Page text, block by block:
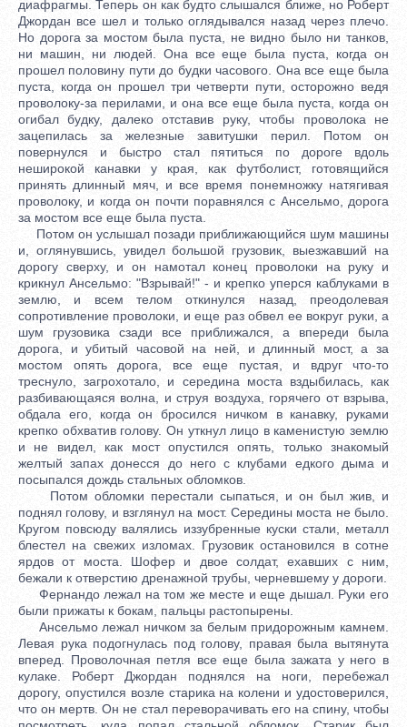
диафрагмы. Теперь он как будто слышался ближе, но Роберт
Джордан все шел и только оглядывался назад через плечо.
Но дорога за мостом была пуста, не видно было ни танков,
ни машин, ни людей. Она все еще была пуста, когда он
прошел половину пути до будки часового. Она все еще была
пуста, когда он прошел три четверти пути, осторожно ведя
проволоку-за перилами, и она все еще была пуста, когда он
огибал будку, далеко отставив руку, чтобы проволока не
зацепилась за железные завитушки перил. Потом он
повернулся и быстро стал пятиться по дороге вдоль
неширокой канавки у края, как футболист, готовящийся
принять длинный мяч, и все время понемножку натягивая
проволоку, и когда он почти поравнялся с Ансельмо, дорога
за мостом все еще была пуста.
Потом он услышал позади приближающийся шум машины
и, оглянувшись, увидел большой грузовик, выезжавший на
дорогу сверху, и он намотал конец проволоки на руку и
крикнул Ансельмо: "Взрывай!" - и крепко уперся каблуками в
землю, и всем телом откинулся назад, преодолевая
сопротивление проволоки, и еще раз обвел ее вокруг руки, а
шум грузовика сзади все приближался, а впереди была
дорога, и убитый часовой на ней, и длинный мост, а за
мостом опять дорога, все еще пустая, и вдруг что-то
треснуло, загрохотало, и середина моста вздыбилась, как
разбивающаяся волна, и струя воздуха, горячего от взрыва,
обдала его, когда он бросился ничком в канавку, руками
крепко обхватив голову. Он уткнул лицо в каменистую землю
и не видел, как мост опустился опять, только знакомый
желтый запах донесся до него с клубами едкого дыма и
посыпался дождь стальных обломков.
Потом обломки перестали сыпаться, и он был жив, и
поднял голову, и взглянул на мост. Середины моста не было.
Кругом повсюду валялись иззубренные куски стали, металл
блестел на свежих изломах. Грузовик остановился в сотне
ярдов от моста. Шофер и двое солдат, ехавших с ним,
бежали к отверстию дренажной трубы, черневшему у дороги.
Фернандо лежал на том же месте и еще дышал. Руки его
были прижаты к бокам, пальцы растопырены.
Ансельмо лежал ничком за белым придорожным камнем.
Левая рука подогнулась под голову, правая была вытянута
вперед. Проволочная петля все еще была зажата у него в
кулаке. Роберт Джордан поднялся на ноги, перебежал
дорогу, опустился возле старика на колени и удостоверился,
что он мертв. Он не стал переворачивать его на спину, чтобы